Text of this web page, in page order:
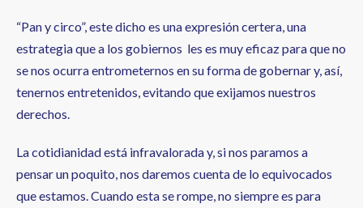
“Pan y circo”, este dicho es una expresión certera, una
estrategia que a los gobiernos les es muy eficaz para que no
se nos ocurra entrometernos en su forma de gobernar y, así,
tenernos entretenidos, evitando que exijamos nuestros
derechos.
La cotidianidad está infravalorada y, si nos paramos a
pensar un poquito, nos daremos cuenta de lo equivocados
que estamos. Cuando esta se rompe, no siempre es para